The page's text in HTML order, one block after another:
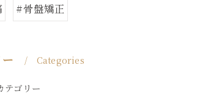
#骨盤矯正
Categories
テゴリー